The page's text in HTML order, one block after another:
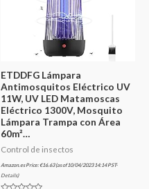
ETDDFG Lámpara
Antimosquitos Eléctrico UV
11W, UV LED Matamoscas
Eléctrico 1300V, Mosquito
Lámpara Trampa con Área
60m²…
Control de insectos
Amazon.es Price:€16.63(as of 10/04/2023 14:14 PST-
Details)